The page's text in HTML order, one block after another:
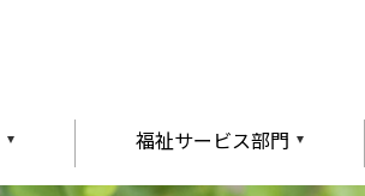
福祉サービス部門